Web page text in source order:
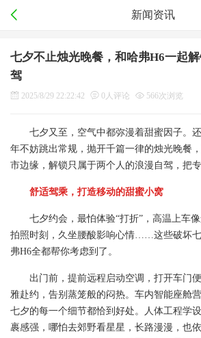
新闻资讯
七夕不止烛光晚餐，和哈弗H6一起
驾
2025/8/29 22:22:42 0人评论 566次浏览
七夕又至，空气中都弥漫着甜蜜因子。
年不妨跳出常规，抛开千篇一律的烛光晚餐
市边缘，解锁只属于两个人的浪漫自驾，把
舒适驾乘，打造移动的甜蜜小窝
七夕约会，最怕体验“打折”，高温上车
拍照时刻，久坐腰酸影响心情……这些破坏
弗H6全都帮你考虑到了。
出门前，提前远程启动空调，打开车门
雅赴约，告别蒸笼般的闷热。车内智能座舱
七夕的每一个细节都恰到好处。人体工程学
裹感强，哪怕去郊野看星星，长路漫漫，也